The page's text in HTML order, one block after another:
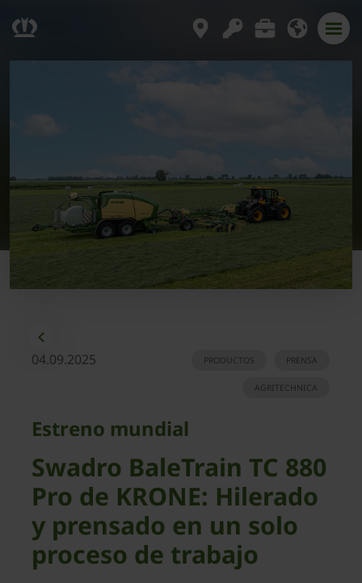
04.09.2025 PRENSA
PRODUCTOS
AGRITECHNICA
Estreno mundial
Swadro BaleTrain TC 880
Pro de KRONE: Hilerado
y prensado en un solo
proceso de trabajo